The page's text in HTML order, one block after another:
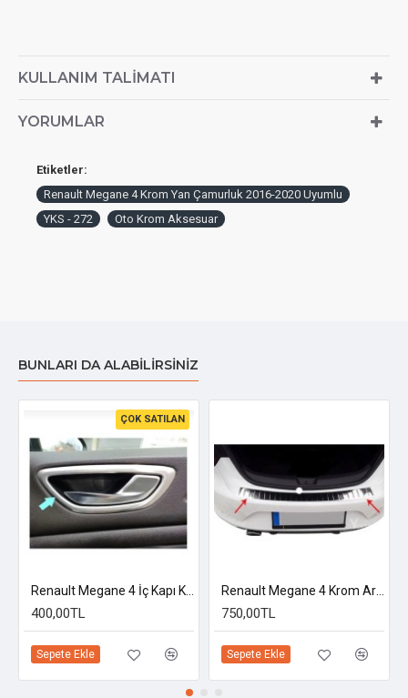
KULLANIM TALIMATI
YORUMLAR
Etiketler:
Renault Megane 4 Krom Yan Çamurluk 2016-2020 Uyumlu
YKS - 272
Oto Krom Aksesuar
BUNLARI DA ALABILIRSINIZ
ÇOK SATILAN
400,00TL
Sepete Ekle
750,00TL
Sepete Ekle